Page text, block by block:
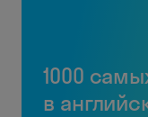
1000
в